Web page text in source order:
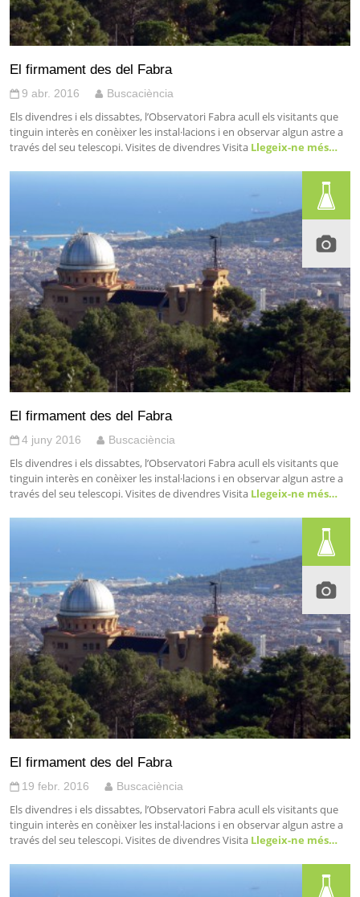
El firmament des del Fabra
9 abr. 2016 Buscaciència
Els divendres i els dissabtes, l’Observatori Fabra acull els visitants que
tinguin interès en conèixer les instal·lacions i en observar algun astre a
través del seu telescopi. Visites de divendres Visita Llegeix-ne més…
El firmament des del Fabra
4 juny 2016 Buscaciència
Els divendres i els dissabtes, l’Observatori Fabra acull els visitants que
tinguin interès en conèixer les instal·lacions i en observar algun astre a
través del seu telescopi. Visites de divendres Visita Llegeix-ne més…
El firmament des del Fabra
19 febr. 2016 Buscaciència
Els divendres i els dissabtes, l’Observatori Fabra acull els visitants que
tinguin interès en conèixer les instal·lacions i en observar algun astre a
través del seu telescopi. Visites de divendres Visita Llegeix-ne més…